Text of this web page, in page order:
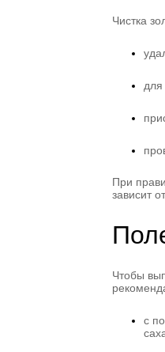
Чистка
для
При
зависит
Чтобы
с